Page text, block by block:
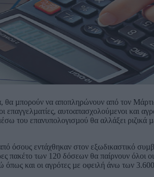
θα µπορούν να αποπληρώνουν από τον
επαγγελµατίες, αυτοαπασχολούµενοι και
του επανυπολογισµού θα αλλάξει ριζικά
όσους εντάχθηκαν στον εξωδικαστικό
πακέτο των 120 δόσεων θα παίρνουν όλοι
και οι αγρότες µε οφειλή άνω των